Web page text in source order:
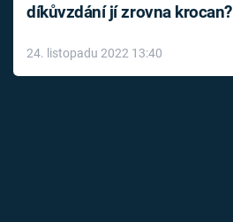
díkůvzdání jí zrovna krocan?
24. listopadu 2022 13:40